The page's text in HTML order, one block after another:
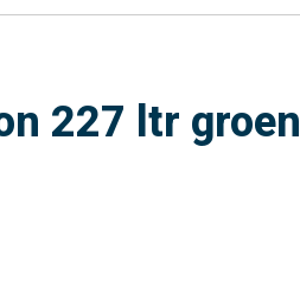
227 ltr groen